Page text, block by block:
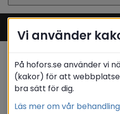
Startsida Stöd & omsorg
Vi använder
På hofors.se använder vi
(kakor) för att
bra sätt för dig.
Läs mer om vår